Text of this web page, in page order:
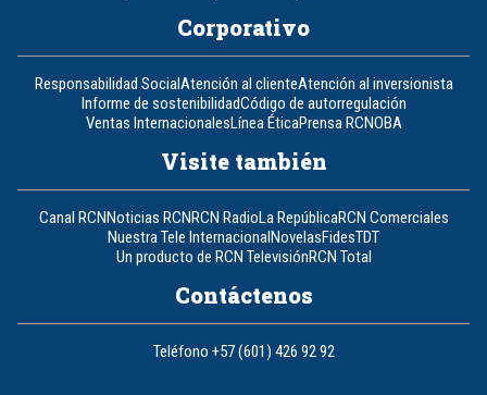
Corporativo
Responsabilidad SocialAtención al clienteAtención al inversionista
Informe de sostenibilidadCódigo de autorregulación
Ventas InternacionalesLínea ÉticaPrensa RCNOBA
Visite también
Canal RCNNoticias RCNRCN RadioLa RepúblicaRCN Comerciales
Nuestra Tele InternacionalNovelasFidesTDT
Un producto de RCN TelevisiónRCN Total
Contáctenos
Teléfono +57 (601) 426 92 92